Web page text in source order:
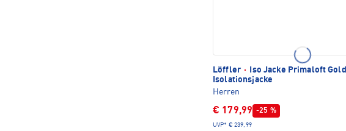
Löffler ·
Iso Jacke Primaloft Gold
Isolationsjacke
Herren
€ 179,99 -25 %
UVP* € 239,99